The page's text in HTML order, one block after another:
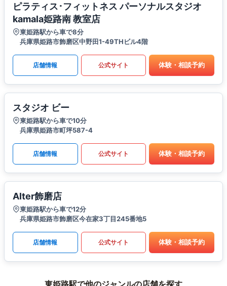
ピラティス･フィットネス パーソナルスタジオ
kamala姫路南 教室店
東姫路駅から車で8分
兵庫県姫路市飾磨区中野田1-49THビル4階
店舗情報 公式サイト 体験・相談予約
スタジオ ビー
東姫路駅から車で10分
兵庫県姫路市町坪587-4
店舗情報 公式サイト 体験・相談予約
Alter飾磨店
東姫路駅から車で12分
兵庫県姫路市飾磨区今在家3丁目245番地5
店舗情報 公式サイト 体験・相談予約
東姫路駅で他のジャンルの店舗を探す